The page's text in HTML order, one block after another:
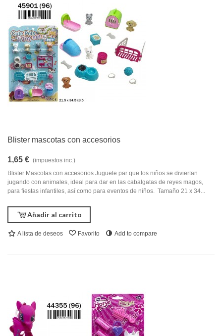
Blister mascotas con accesorios
1,65 € (impuestos inc.)
Blister Mascotas con accesorios Juguete par que los niños se diviertan
jugando con animales, ideal para dar en las cabalgatas de reyes magos,
para fiestas infantiles, así como para eventos de niños. Tamaño 21 x 34...
Añadir al carrito
A lista de deseos Favorito Add to compare